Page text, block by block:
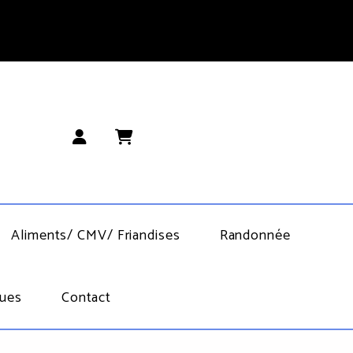
Aliments/ CMV/ Friandises Randonnée
Contact